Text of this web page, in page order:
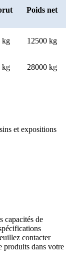
Poids net
kg 12500 kg
kg 28000 kg
et expositions
capacités de
contacter
produits dans votre